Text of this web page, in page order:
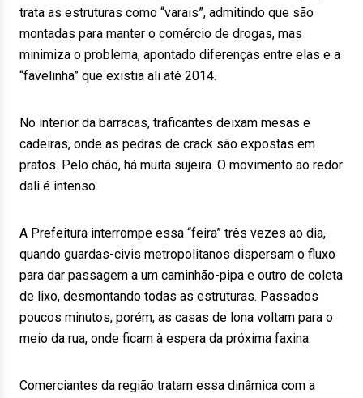
trata as estruturas como “varais”, admitindo que são
montadas para manter o comércio de drogas, mas
minimiza o problema, apontado diferenças entre elas e a
“favelinha” que existia ali até 2014.
No interior da barracas, traficantes deixam mesas e
cadeiras, onde as pedras de crack são expostas em
pratos. Pelo chão, há muita sujeira. O movimento ao redor
dali é intenso.
A Prefeitura interrompe essa “feira” três vezes ao dia,
quando guardas-civis metropolitanos dispersam o fluxo
para dar passagem a um caminhão-pipa e outro de coleta
de lixo, desmontando todas as estruturas. Passados
poucos minutos, porém, as casas de lona voltam para o
meio da rua, onde ficam à espera da próxima faxina.
Comerciantes da região tratam essa dinâmica com a